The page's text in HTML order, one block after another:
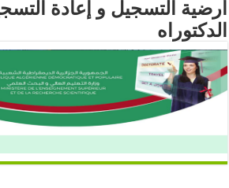
أرضية التسجيل و إعادة
الدكتوراه